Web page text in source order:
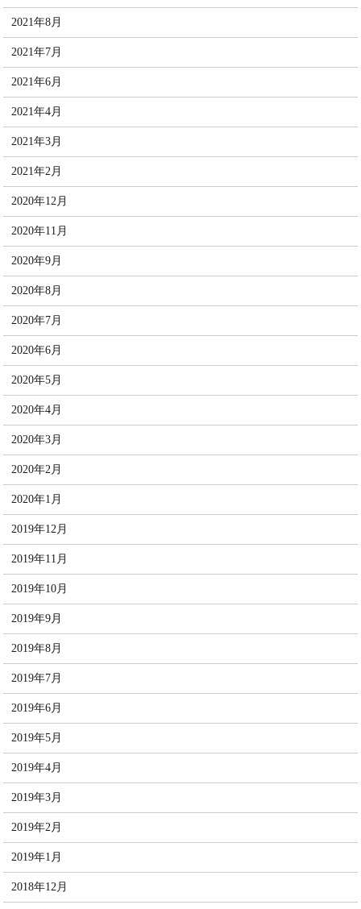
2021年8月
2021年7月
2021年6月
2021年4月
2021年3月
2021年2月
2020年12月
2020年11月
2020年9月
2020年8月
2020年7月
2020年6月
2020年5月
2020年4月
2020年3月
2020年2月
2020年1月
2019年12月
2019年11月
2019年10月
2019年9月
2019年8月
2019年7月
2019年6月
2019年5月
2019年4月
2019年3月
2019年2月
2019年1月
2018年12月